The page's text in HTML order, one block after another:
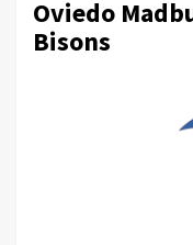
Oviedo
Bisons